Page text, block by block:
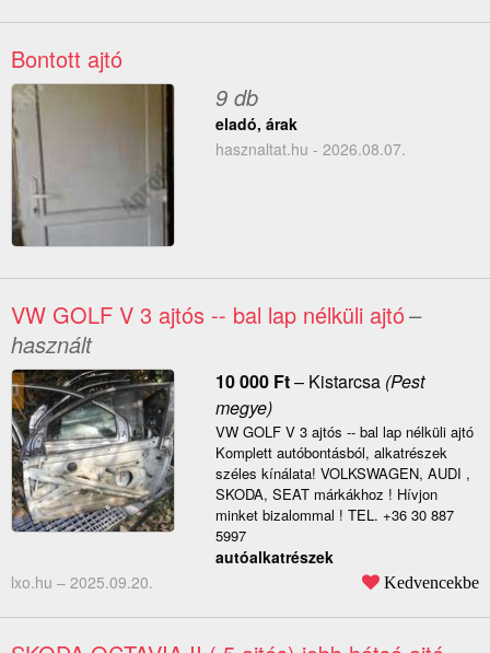
Bontott ajtó
9 db
eladó, árak
hasznaltat.hu - 2026.08.07.
VW GOLF V 3 ajtós -- bal lap nélküli ajtó–
használt
10 000 Ft– Kistarcsa(Pest
megye)
VW GOLF V 3 ajtós -- bal lap nélküli ajtó
Komplett autóbontásból, alkatrészek
széles kínálata! VOLKSWAGEN, AUDI ,
SKODA, SEAT márkákhoz ! Hívjon
minket bizalommal ! TEL. +36 30 887
5997
autóalkatrészek
lxo.hu – 2025.09.20. Kedvencekbe